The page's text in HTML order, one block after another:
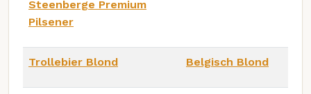
Steenberge Premium
Pilsener
Trollebier Blond Belgisch Blond